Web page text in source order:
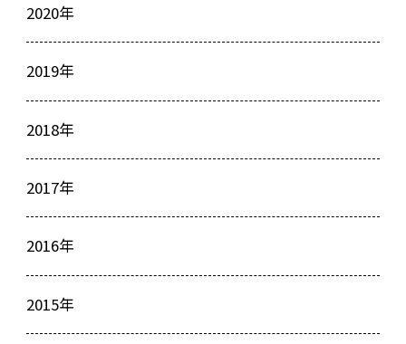
2020年
2019年
2018年
2017年
2016年
2015年